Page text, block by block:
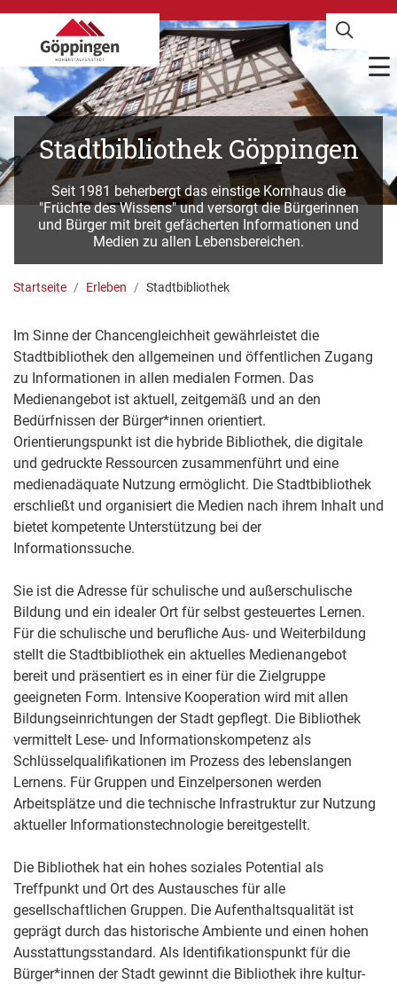
Stadtbibliothek Göppingen
Seit 1981 beherbergt das einstige Kornhaus die
"Früchte des Wissens" und versorgt die Bürgerinnen
und Bürger mit breit gefächerten Informationen und
Medien zu allen Lebensbereichen.
Startseite Erleben Stadtbibliothek
Im Sinne der Chancengleichheit gewährleistet die
Stadtbibliothek den allgemeinen und öffentlichen Zugang
zu Informationen in allen medialen Formen. Das
Medienangebot ist aktuell, zeitgemäß und an den
Bedürfnissen der Bürger*innen orientiert.
Orientierungspunkt ist die hybride Bibliothek, die digitale
und gedruckte Ressourcen zusammenführt und eine
medienadäquate Nutzung ermöglicht. Die Stadtbibliothek
erschließt und organisiert die Medien nach ihrem Inhalt und
bietet kompetente Unterstützung bei der
Informationssuche.
Sie ist die Adresse für schulische und außerschulische
Bildung und ein idealer Ort für selbst gesteuertes Lernen.
Für die schulische und berufliche Aus- und Weiterbildung
stellt die Stadtbibliothek ein aktuelles Medienangebot
bereit und präsentiert es in einer für die Zielgruppe
geeigneten Form. Intensive Kooperation wird mit allen
Bildungseinrichtungen der Stadt gepflegt. Die Bibliothek
vermittelt Lese- und Informationskompetenz als
Schlüsselqualifikationen im Prozess des lebenslangen
Lernens. Für Gruppen und Einzelpersonen werden
Arbeitsplätze und die technische Infrastruktur zur Nutzung
aktueller Informationstechnologie bereitgestellt.
Die Bibliothek hat ein hohes soziales Potential als
Treffpunkt und Ort des Austausches für alle
gesellschaftlichen Gruppen. Die Aufenthaltsqualität ist
geprägt durch das historische Ambiente und einen hohen
Ausstattungsstandard. Als Identifikationspunkt für die
Bürger*innen der Stadt gewinnt die Bibliothek ihre kultur-